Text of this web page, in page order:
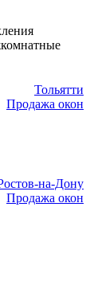
Тольятти
Продажа окон
на-Дону
Продажа окон